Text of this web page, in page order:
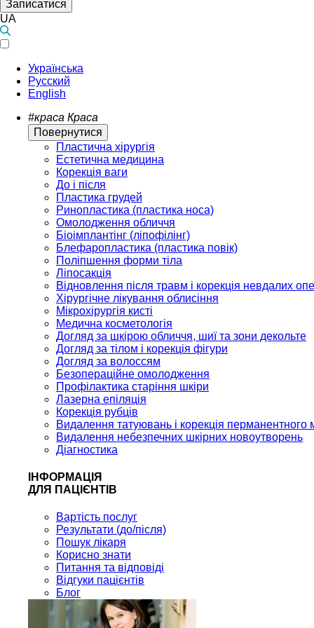
Записатися
UA
Українська
Русский
English
#краса Краса
Повернутися
Пластична хірургія
Естетична медицина
Корекція ваги
До і після
Пластика грудей
Ринопластика (пластика носа)
Омолодження обличчя
Біоімплантінг (ліпофілінг)
Блефаропластика (пластика повік)
Поліпшення форми тіла
Ліпосакція
Відновлення після травм і корекція невдалих
Хірургічне лікування облисіння
Мікрохірургія кисті
Медична косметологія
Догляд за шкірою обличчя, шиї та зони декольте
Догляд за тілом і корекція фігури
Догляд за волоссям
Безопераційне омолодження
Профілактика старіння шкіри
Лазерна епіляція
Корекція рубців
Видалення татуювань і корекція перманентного
Видалення небезпечних шкірних новоутворень
Діагностика
ІНФОРМАЦІЯ
ДЛЯ ПАЦІЄНТІВ
Вартість послуг
Результати (до/після)
Пошук лікаря
Корисно знати
Питання та відповіді
Відгуки пацієнтів
Блог